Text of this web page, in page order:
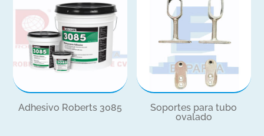
Adhesivo Roberts 3085
Soportes para tubo
ovalado